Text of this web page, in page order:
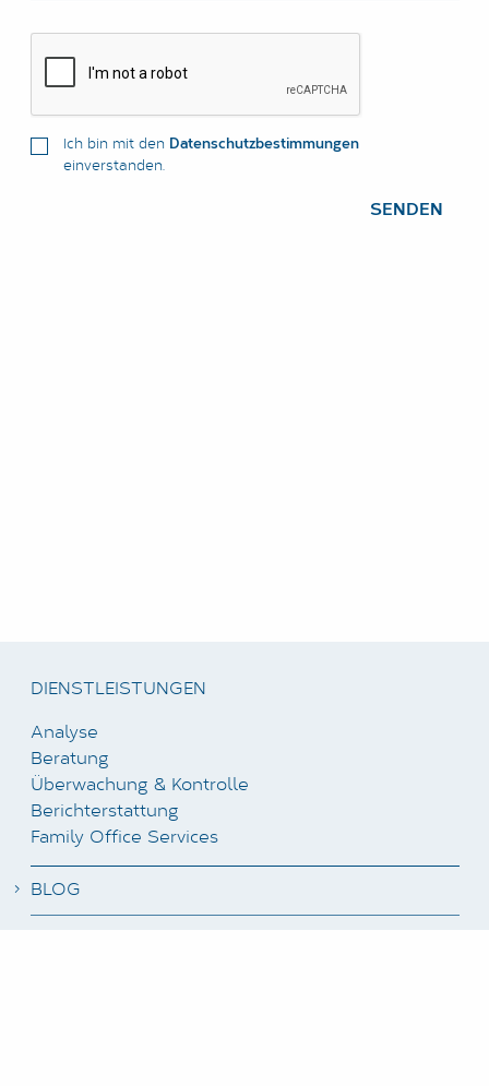
Ich bin mit den Datenschutzbestimmungen
einverstanden.
SENDEN
DIENSTLEISTUNGEN
Analyse
Beratung
Überwachung & Kontrolle
Berichterstattung
Family Office Services
BLOG